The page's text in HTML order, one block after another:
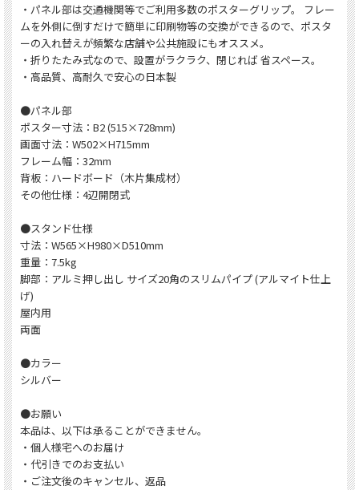
・パネル部は交通機関等でご利用多数のポスターグリップ。 フレー
ムを外側に倒すだけで簡単に印刷物等の交換ができるので、ポスタ
ーの入れ替えが頻繁な店舗や公共施設にもオススメ。
・折りたたみ式なので、設置がラクラク、閉じれば 省スペース。
・高品質、高耐久で安心の日本製
●パネル部
ポスター寸法：B2 (515×728mm)
画面寸法：W502×H715mm
フレーム幅：32mm
背板：ハードボード（木片集成材）
その他仕様：4辺開閉式
●スタンド仕様
寸法：W565×H980×D510mm
重量：7.5kg
脚部：アルミ押し出し サイズ20角のスリムパイプ (アルマイト仕上
げ)
屋内用
両面
●カラー
シルバー
●お願い
本品は、以下は承ることができません。
・個人様宅へのお届け
・代引きでのお支払い
・ご注文後のキャンセル、返品